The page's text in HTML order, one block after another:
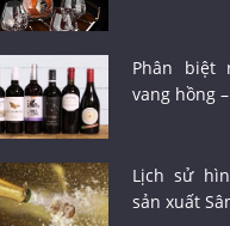
Phân biệt
vang hồng
Lịch sử
sản xuất